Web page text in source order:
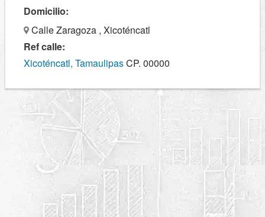
Domicilio:
Calle Zaragoza , Xicoténcatl
Ref calle:
Xicoténcatl, TamaulipasCP. 00000